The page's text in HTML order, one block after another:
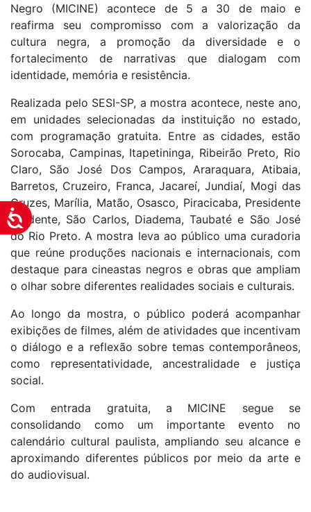
Acessibilidade
Negro (MICINE) acontece de 5 a 30 de maio e
reafirma seu compromisso com a valorização da
cultura negra, a promoção da diversidade e o
fortalecimento de narrativas que dialogam com
identidade, memória e resistência.
Realizada pelo SESI-SP, a mostra acontece, neste ano,
em unidades selecionadas da instituição no estado,
com programação gratuita. Entre as cidades, estão
Sorocaba, Campinas, Itapetininga, Ribeirão Preto, Rio
Claro, São José Dos Campos, Araraquara, Atibaia,
Barretos, Cruzeiro, Franca, Jacareí, Jundiaí, Mogi das
Cruzes, Marília, Matão, Osasco, Piracicaba, Presidente
Prudente, São Carlos, Diadema, Taubaté e São José
do Rio Preto. A mostra leva ao público uma curadoria
que reúne produções nacionais e internacionais, com
destaque para cineastas negros e obras que ampliam
o olhar sobre diferentes realidades sociais e culturais.
Ao longo da mostra, o público poderá acompanhar
exibições de filmes, além de atividades que incentivam
o diálogo e a reflexão sobre temas contemporâneos,
como representatividade, ancestralidade e justiça
social.
Com entrada gratuita, a MICINE segue se
consolidando como um importante evento no
calendário cultural paulista, ampliando seu alcance e
aproximando diferentes públicos por meio da arte e
do audiovisual.